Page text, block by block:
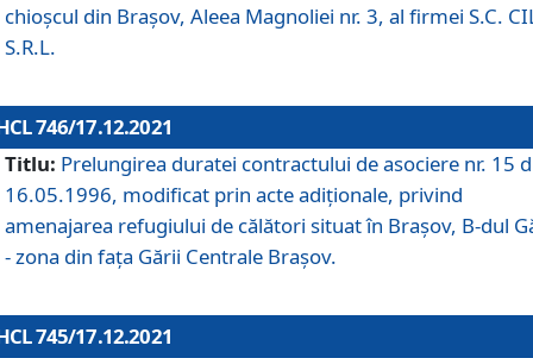
chioșcul din Brașov, Aleea Magnoliei nr. 3, al firmei S.C.
S.R.L.
746/17.12.2021
Titlu: Prelungirea duratei contractului de asociere nr. 15
16.05.1996, modificat prin acte adiționale, privind
amenajarea refugiului de călători situat în Brașov, B-dul
- zona din faţa Gării Centrale Brașov.
745/17.12.2021